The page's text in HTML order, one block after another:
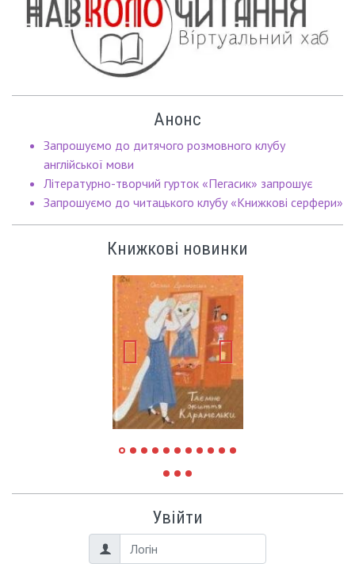
Анонс
Запрошуємо до дитячого розмовного клубу
англійської мови
Літературно-творчий гурток «Пегасик» запрошує
Запрошуємо до читацького клубу «Книжкові серфери»
Книжкові новинки
Увійти
Логін